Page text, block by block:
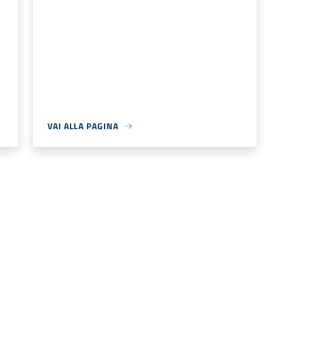
VAI ALLA PAGINA